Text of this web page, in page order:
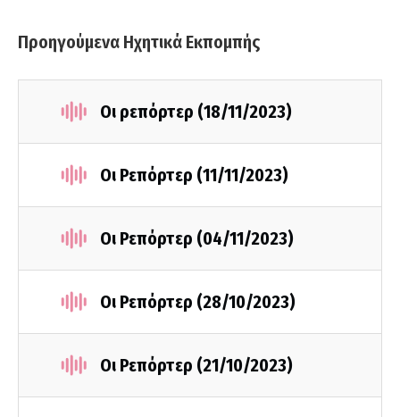
Προηγούμενα Ηχητικά Εκπομπής
Οι ρεπόρτερ (18/11/2023)
Οι Ρεπόρτερ (11/11/2023)
Οι Ρεπόρτερ (04/11/2023)
Οι Ρεπόρτερ (28/10/2023)
Οι Ρεπόρτερ (21/10/2023)